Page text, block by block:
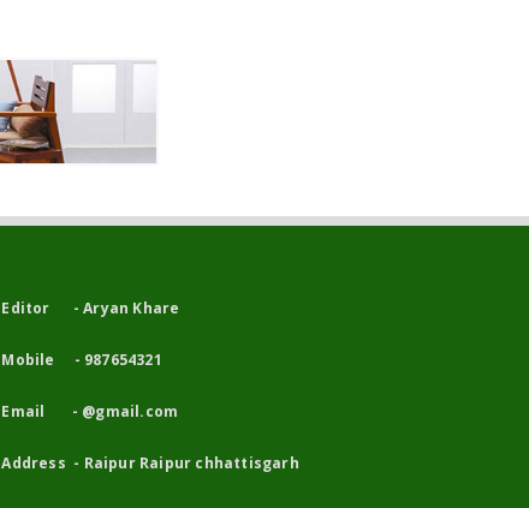
Editor - Aryan Khare
Mobile - 987654321
Email - @gmail.com
Address - Raipur Raipur chhattisgarh